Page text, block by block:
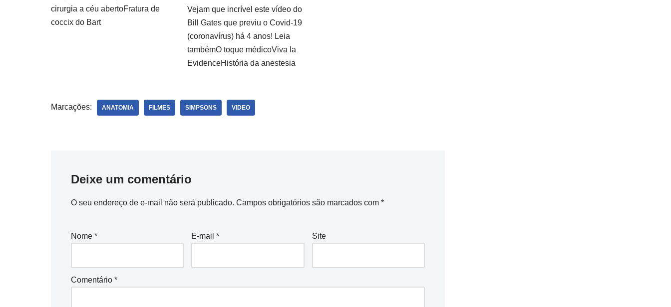
cirurgia a céu abertoFratura de
coccix do Bart
Vejam que incrível este vídeo do
Bill Gates que previu o Covid-19
(coronavírus) há 4 anos! Leia
tambémO toque médicoViva la
EvidenceHistória da anestesia
Marcações: ANATOMIA FILMES SIMPSONS VIDEO
Deixe um comentário
O seu endereço de e-mail não será publicado. Campos obrigatórios são marcados com *
Nome * E-mail* Site
Comentário *